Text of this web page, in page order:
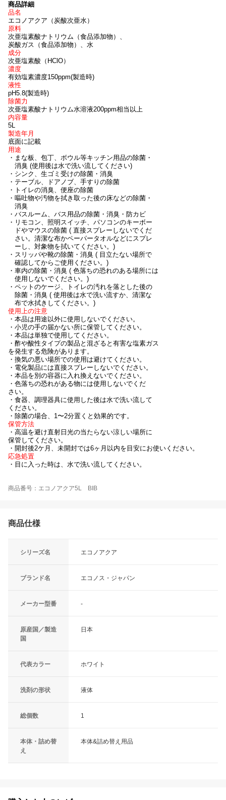
商品詳細
品名
エコノアクア（炭酸次亜水）
原料
次亜塩素酸ナトリウム（食品添加物）、
炭酸ガス（食品添加物）、水
成分
次亜塩素酸（HClO）
濃度
有効塩素濃度150ppm(製造時)
液性
pH5.8(製造時)
除菌力
次亜塩素酸ナトリウム水溶液200ppm相当以上
内容量
5L
製造年月
底面に記載
用途
・まな板、包丁、ボウル等キッチン用品の除菌・
消臭 (使用後は水で洗い流してください)
・シンク、生ゴミ受けの除菌・消臭
・テーブル、ドアノブ、手すりの除菌
・トイレの消臭、便座の除菌
・嘔吐物や汚物を拭き取った後の床などの除菌・
消臭
・バスルーム、バス用品の除菌・消臭・防カビ
・リモコン、照明スイッチ、パソコンのキーボー
ドやマウスの除菌 ( 直接スプレーしないでくだ
さい。清潔な布かペーパータオルなどにスプレ
ーし、対象物を拭いてください。)
・スリッパや靴の除菌・消臭 ( 目立たない場所で
確認してからご使用ください。)
・車内の除菌・消臭 ( 色落ちの恐れのある場所には
使用しないでください。)
・ペットのケージ、トイレの汚れを落とした後の
除菌・消臭 ( 使用後は水で洗い流すか、清潔な
布で水拭きしてください。)
使用上の注意
・本品は用途以外に使用しないでください。
・小児の手の届かない所に保管してください。
・本品は単独で使用してください。
・酢や酸性タイプの製品と混ざると有害な塩素ガス
を発生する危険があります。
・換気の悪い場所での使用は避けてください。
・電化製品には直接スプレーしないでください。
・本品を別の容器に入れ換えないでください。
・色落ちの恐れがある物には使用しないでくだ
さい。
・食器、調理器具に使用した後は水で洗い流して
ください。
・除菌の場合、1〜2分置くと効果的です。
保管方法
・高温を避け直射日光の当たらない涼しい場所に
保管してください。
・開封後2ケ月、未開封では6ヶ月以内を目安にお使いください。
応急処置
・目に入った時は、水で洗い流してください。
商品番号：エコノアクア5L BIB
商品仕様
シリーズ名 エコノアクア
ブランド名 エコノス・ジャパン
メーカー型番 -
原産国／製造
国
日本
代表カラー ホワイト
洗剤の形状 液体
総個数 1
本体・詰め替
え
本体&詰め替え用品